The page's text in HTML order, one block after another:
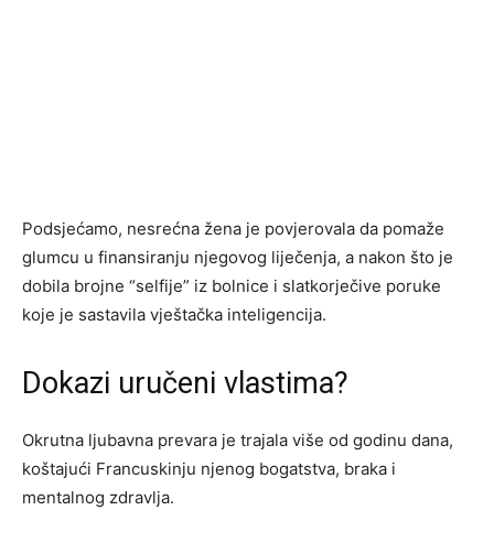
Podsjećamo, nesrećna žena je povjerovala da pomaže
glumcu u finansiranju njegovog liječenja, a nakon što je
dobila brojne “selfije” iz bolnice i slatkorječive poruke
koje je sastavila vještačka inteligencija.
Dokazi uručeni vlastima?
Okrutna ljubavna prevara je trajala više od godinu dana,
koštajući Francuskinju njenog bogatstva, braka i
mentalnog zdravlja.